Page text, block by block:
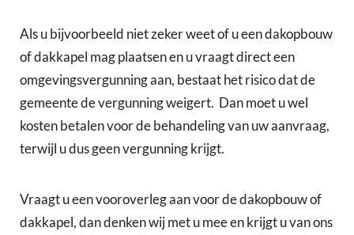
Als u bijvoorbeeld niet zeker weet of u een dakopbouw
of dakkapel mag plaatsen en u vraagt direct een
omgevingsvergunning aan, bestaat het risico dat de
gemeente de vergunning weigert. Dan moet u wel
kosten betalen voor de behandeling van uw aanvraag,
terwijl u dus geen vergunning krijgt.
Vraagt u een vooroverleg aan voor de dakopbouw of
dakkapel, dan denken wij met u mee en krijgt u van ons